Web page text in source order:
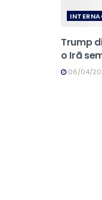
Trump
o Irã
06/04/